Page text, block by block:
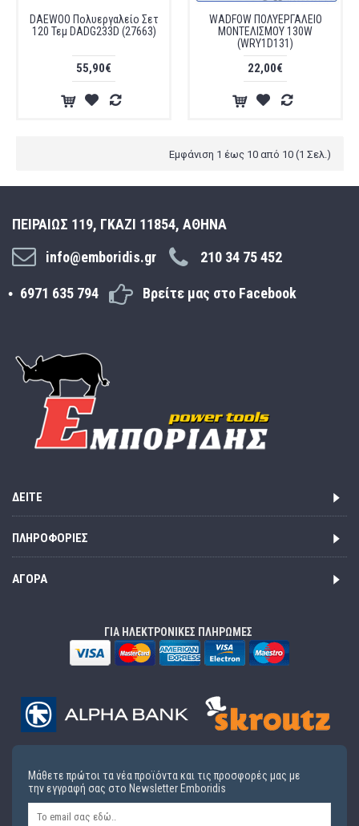
DAEWOO Πολυεργαλείο Σετ
120 Τεμ DADG233D (27663)
55,90€
WADFOW ΠΟΛΥΕΡΓΑΛΕΙΟ
ΜΟΝΤΕΛΙΣΜΟΥ 130W
(WRY1D131)
22,00€
Εμφάνιση 1 έως 10 από 10 (1 Σελ.)
ΠΕΙΡΑΙΩΣ 119, ΓΚΑΖΙ 11854, ΑΘΗΝΑ
info@emboridis.gr
210 34 75 452
6971 635 794 Βρείτε μας στο Facebook
ΔΕΊΤΕ
ΠΛΗΡΟΦΟΡΊΕΣ
ΑΓΟΡΆ
ΓΙΑ ΗΛΕΚΤΡΟΝΙΚΕΣ ΠΛΗΡΩΜΕΣ
Μάθετε πρώτοι τα νέα προϊόντα και τις προσφορές μας με
την εγγραφή σας στο Newsletter Emboridis